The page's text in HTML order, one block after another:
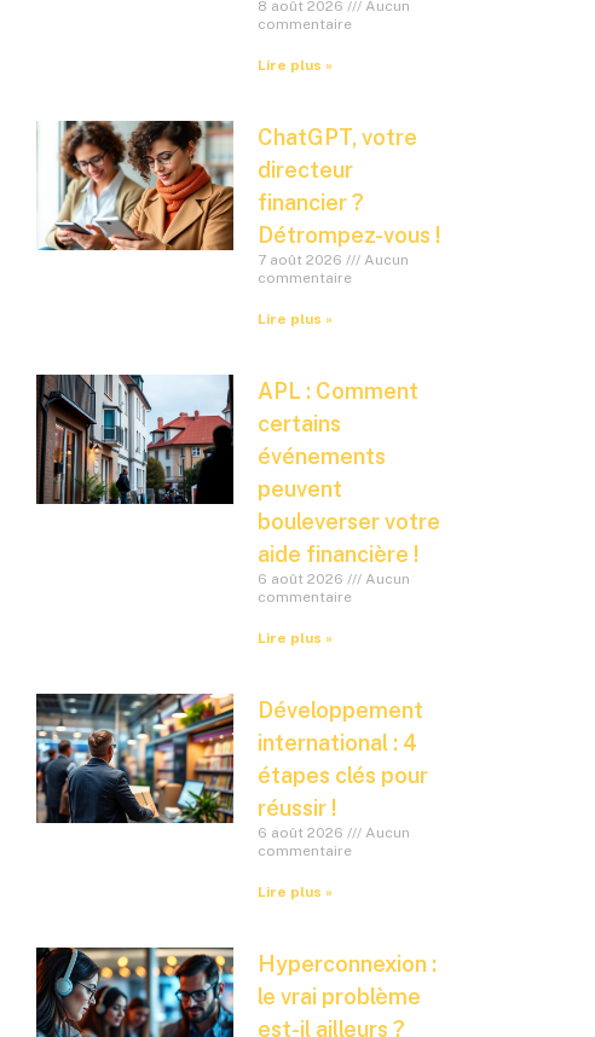
8 août 2026
Aucun
commentaire
Lire plus »
ChatGPT, votre
directeur
financier ?
Détrompez-vous !
7 août 2026
Aucun
commentaire
Lire plus »
APL : Comment
certains
événements
peuvent
bouleverser votre
aide financière !
6 août 2026
Aucun
commentaire
Lire plus »
Développement
international : 4
étapes clés pour
réussir !
6 août 2026
Aucun
commentaire
Lire plus »
Hyperconnexion :
le vrai problème
est-il ailleurs ?